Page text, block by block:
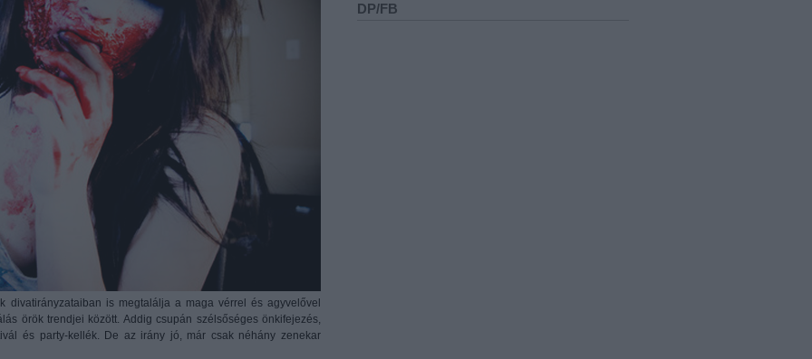
is megtalálja a maga vérrel és agyvelővel
örök trendjei között. Addig csupán szélsőséges önkifejezés,
és party-kellék. De az irány jó, már csak néhány zenekar
DP/FB